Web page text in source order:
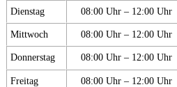
Dienstag 08:00 Uhr – 12:00 Uhr
Mittwoch 08:00 Uhr – 12:00 Uhr
Donnerstag 08:00 Uhr – 12:00 Uhr
Freitag 08:00 Uhr – 12:00 Uhr